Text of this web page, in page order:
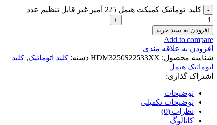
کلید اتوماتیک کمپکت هیمل 225 آمپر غیر قابل تنظیم عدد
افزودن به سبد خرید
Add to compare
افزودن به علاقه مندی
شناسه محصول: HDM3250S22533XX دسته: کلید اتوماتیک, کلید
اتوماتیک هیمل
اشتراک گذاری:
توضیحات
توضیحات تکمیلی
نظرات (0)
کاتالوگ